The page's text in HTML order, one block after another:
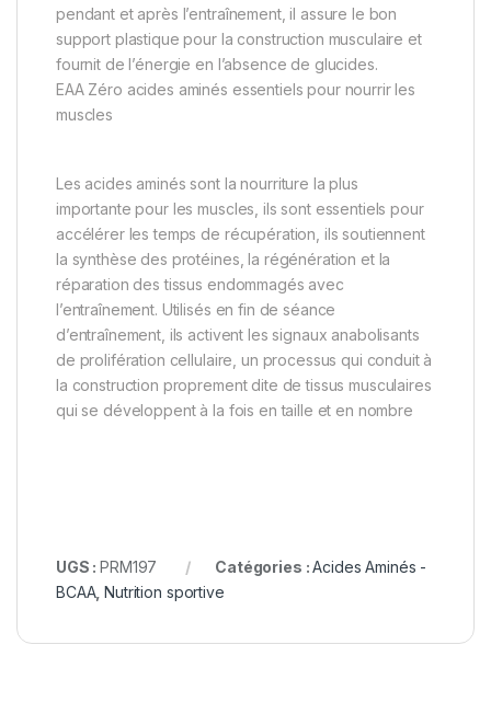
pendant et après l’entraînement, il assure le bon
support plastique pour la construction musculaire et
fournit de l’énergie en l’absence de glucides.
EAA Zéro acides aminés essentiels pour nourrir les
muscles
Les acides aminés sont la nourriture la plus
importante pour les muscles, ils sont essentiels pour
accélérer les temps de récupération, ils soutiennent
la synthèse des protéines, la régénération et la
réparation des tissus endommagés avec
l’entraînement. Utilisés en fin de séance
d’entraînement, ils activent les signaux anabolisants
de prolifération cellulaire, un processus qui conduit à
la construction proprement dite de tissus musculaires
qui se développent à la fois en taille et en nombre
UGS :PRM197 Catégories :Acides Aminés -
BCAA,Nutrition sportive